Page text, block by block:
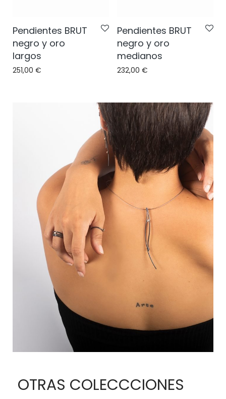
Pendientes BRUT
negro y oro
largos
251,00 €
Pendientes BRUT
negro y oro
medianos
232,00 €
OTRAS COLECCCIONES